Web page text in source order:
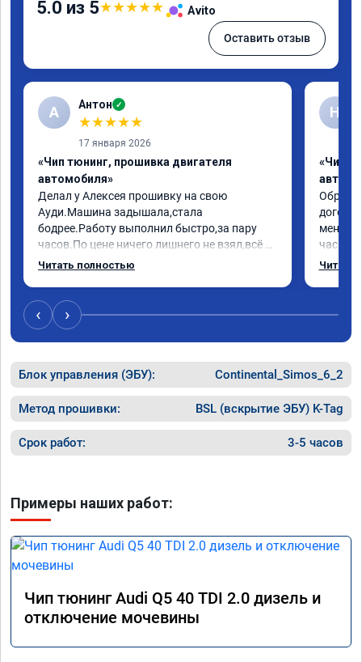
5.0 из 5★★★★★ Avito
Оставить отзыв
А Антон ✓
★★★★★
17 января 2026
«Чип тюнинг, прошивка двигателя
автомобиля»
Делал у Алексея прошивку на свою
Ауди.Машина задышала,стала
бодрее.Работу выполнил быстро,за пару
часов.По цене ничего лишнего не взял,всё
как договаривались заранее.После работы
случае поломки авто.Однозначно
рекомендую Алексея как грамотного
специалиста!
Читать полностью
Н
«Чип
меня
час
Арман
Читать
‹ ›
Блок управления (ЭБУ): Continental_Simos_6_2
Метод прошивки: BSL (вскрытие ЭБУ) K-Tag
Срок работ: 3-5 часов
Примеры наших работ:
Чип тюнинг Audi Q5 40 TDI 2.0 дизель и
отключение мочевины